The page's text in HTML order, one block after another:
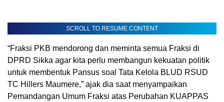
SCROLL TO RESUME CONTENT
“Fraksi PKB mendorong dan meminta semua Fraksi di
DPRD Sikka agar kita perlu membangun kekuatan politik
untuk membentuk Pansus soal Tata Kelola BLUD RSUD
TC Hillers Maumere,” ajak dia saat menyampaikan
Pemandangan Umum Fraksi atas Perubahan KUAPPAS